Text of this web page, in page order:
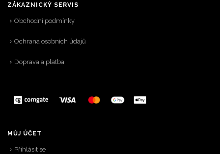
ZÁKAZNICKÝ SERVIS
Obchodní podmínky
Ochrana osobních údajů
Doprava a platba
MŮJ ÚČET
Přihlásit se